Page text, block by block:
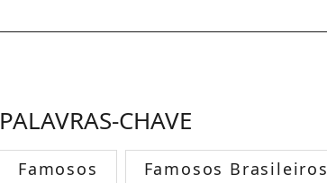
PALAVRAS-CHAVE
Famosos Famosos Brasileiros